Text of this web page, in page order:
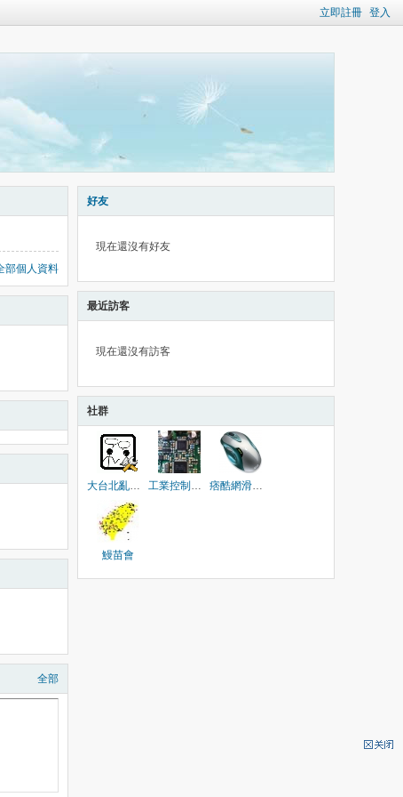
立即註冊 登入
部個人資料
全部
好友
現在還沒有好友
最近訪客
現在還沒有訪客
社群
大台北亂修同樂社群 工業控制電路板 痞酷網滑鼠測試部隊
鰻苗會